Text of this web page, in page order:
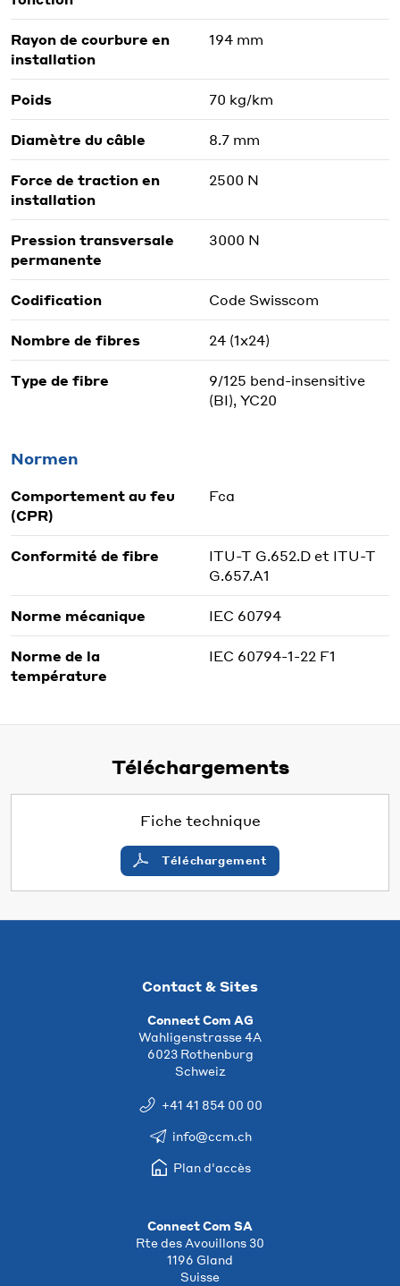
Rayon de courbure en
installation
194 mm
Poids 70 kg/km
Diamètre du câble 8.7 mm
Force de traction en
installation
2500 N
Pression transversale
permanente
3000 N
Codification Code Swisscom
Nombre de fibres 24 (1x24)
Type de fibre
9/125 bend-insensitive
(BI), YC20
Normen
Comportement au feu
(CPR)
Fca
Conformité de fibre
ITU-T G.652.D et ITU-T
G.657.A1
Norme mécanique IEC 60794
Norme de la
température
IEC 60794-1-22 F1
Téléchargements
Fiche technique
Téléchargement
Contact & Sites
Connect Com AG
Wahligenstrasse 4A
6023 Rothenburg
Schweiz
+41 41 854 00 00
info@ccm.ch
Plan d'accès
Connect Com SA
Rte des Avouillons 30
1196 Gland
Suisse